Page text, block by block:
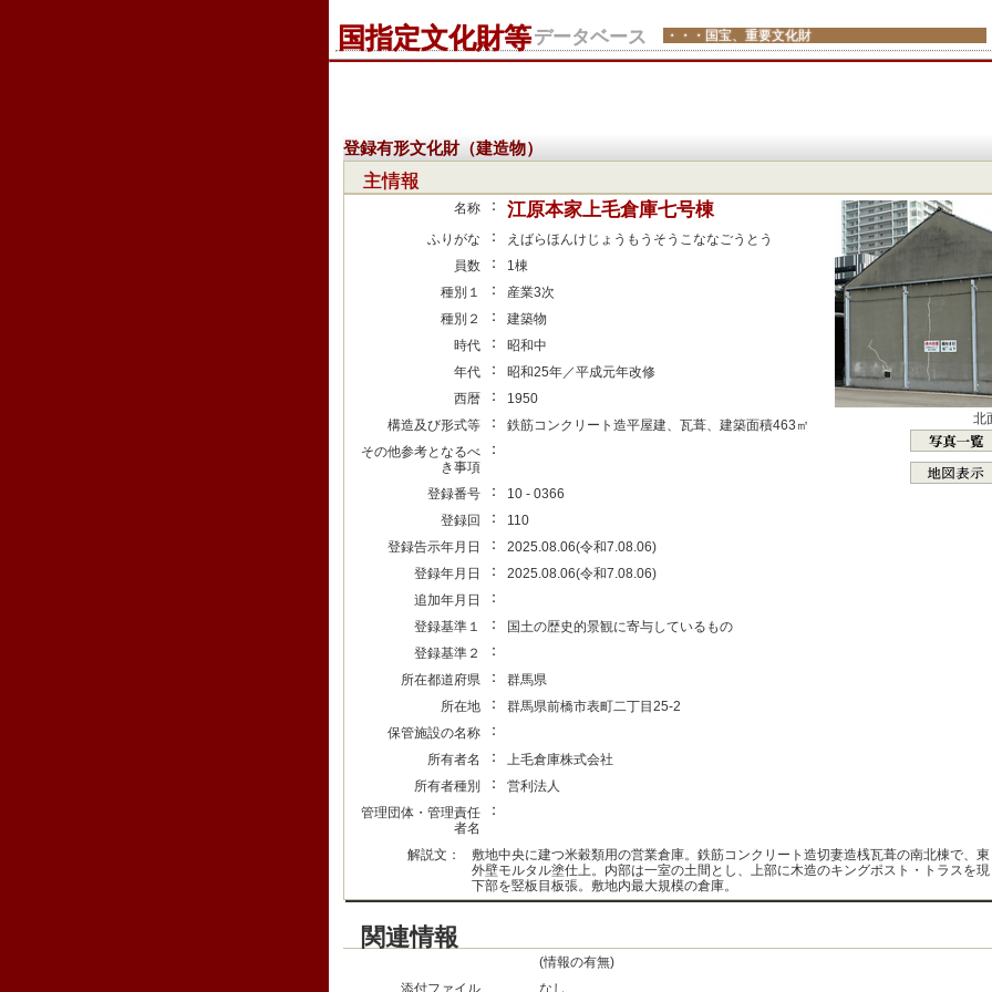
国指定文化財等データベース ・・・国宝、重要文化財
登録有形文化財（建造物）
主情報
名称 ： 江原本家上毛倉庫七号棟
ふりがな ：
えばらほんけじょうもうそうこななごうとう
員数
：
1棟
種別１
：
産業3次
種別２
：
建築物
時代
：
昭和中
年代
：
昭和25年／平成元年改修
西暦
：
1950
構造及び形式等
：
鉄筋コンクリート造平屋建、瓦葺、建築面積463㎡
その他参考となるべ
き事項
：
登録番号 ：
10 - 0366
登録回
：
110
登録告示年月日
：
2025.08.06(令和7.08.06)
登録年月日
：
2025.08.06(令和7.08.06)
追加年月日
：
登録基準１ ：
国土の歴史的景観に寄与しているもの
登録基準２
：
所在都道府県 ：
群馬県
所在地
：
群馬県前橋市表町二丁目25-2
保管施設の名称
：
所有者名 ：
上毛倉庫株式会社
所有者種別
：
営利法人
管理団体・管理責任
者名
：
北
解説文：
敷地中央に建つ米穀類用の営業倉庫。鉄筋コンクリート造切妻造桟瓦葺の南北棟で、
外壁モルタル塗仕上。内部は一室の土間とし、上部に木造のキングポスト・トラスを
下部を竪板目板張。敷地内最大規模の倉庫。
関連情報
(情報の有無)
添付ファイル
なし